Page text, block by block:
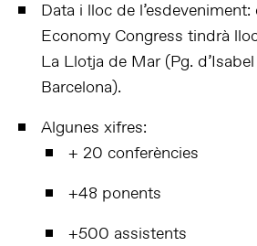
Data i lloc de l’esdeveniment:
Economy Congress tindrà
La Llotja de Mar (Pg.
Barcelona).
Algunes xifres:
+ 20 conferències
+48 ponents
+500 assistents